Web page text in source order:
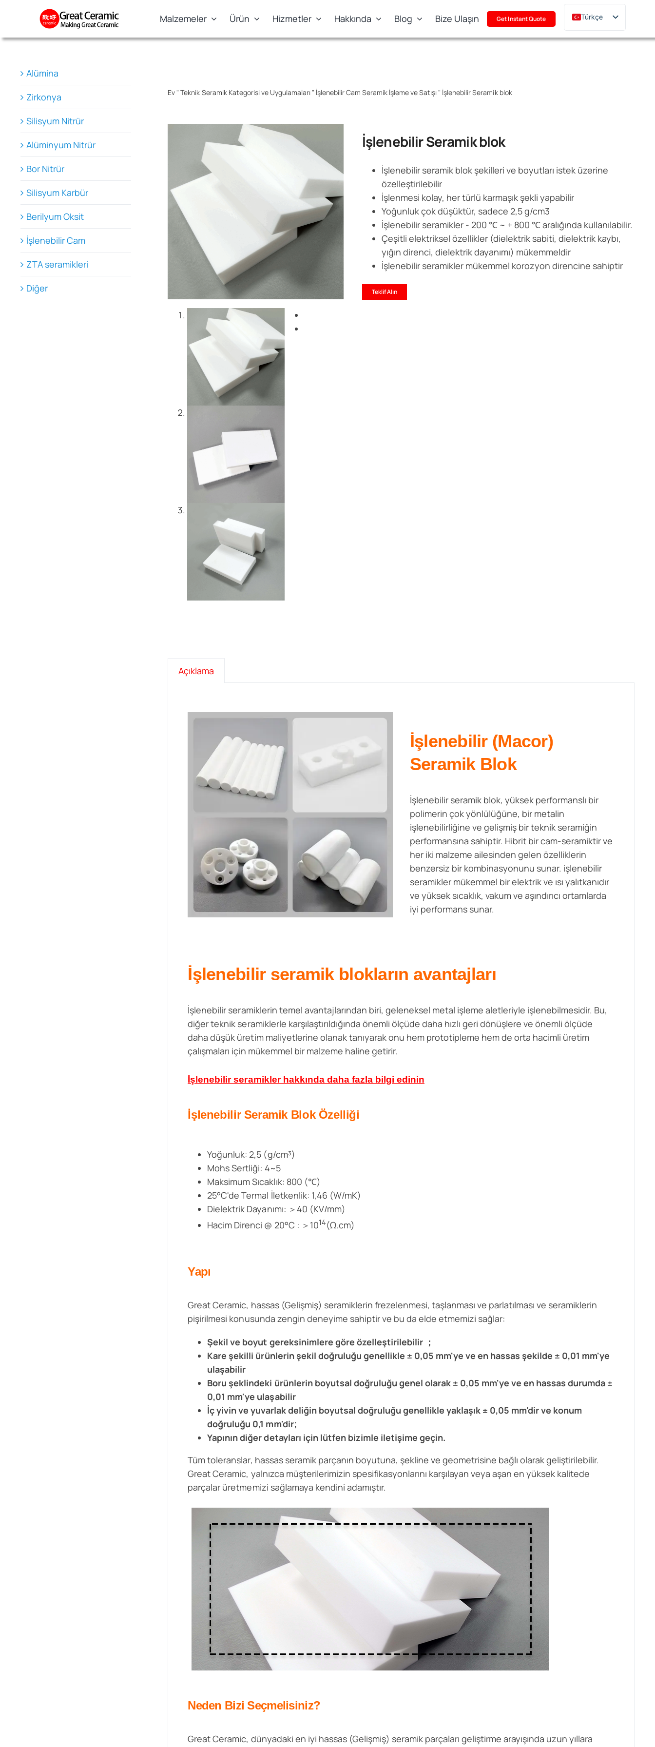
Malzemeler Ürün Hizmetler Hakkında Blog Bize Ulaşın Get Instant Quote
Türkçe
English
Ev"Teknik Seramik Kategorisi ve Uygulamaları" İşlenebilir Cam Seramik İşleme ve Satışı" İşlenebilir Seramik blok
İşlenebilir Seramik blok
İşlenebilir seramik blok şekilleri ve boyutları istek üzerine
özelleştirilebilir
İşlenmesi kolay, her türlü karmaşık şekli yapabilir
Yoğunluk çok düşüktür, sadece 2,5 g/cm3
İşlenebilir seramikler - 200 ℃ ~ + 800 ℃ aralığında kullanılabilir.
Çeşitli elektriksel özellikler (dielektrik sabiti, dielektrik kaybı,
yığın direnci, dielektrik dayanımı) mükemmeldir
İşlenebilir seramikler mükemmel korozyon direncine sahiptir
Teklif Alın
Açıklama
İşlenebilir (Macor)
Seramik Blok
İşlenebilir seramik blok, yüksek performanslı bir
polimerin çok yönlülüğüne, bir metalin
işlenebilirliğine ve gelişmiş bir teknik seramiğin
performansına sahiptir. Hibrit bir cam-seramiktir ve
her iki malzeme ailesinden gelen özelliklerin
benzersiz bir kombinasyonunu sunar. işlenebilir
seramikler mükemmel bir elektrik ve ısı yalıtkanıdır
ve yüksek sıcaklık, vakum ve aşındırıcı ortamlarda
iyi performans sunar.
İşlenebilir seramik blokların avantajları
İşlenebilir seramiklerin temel avantajlarından biri, geleneksel metal işleme aletleriyle işlenebilmesidir. Bu,
diğer teknik seramiklerle karşılaştırıldığında önemli ölçüde daha hızlı geri dönüşlere ve önemli ölçüde
daha düşük üretim maliyetlerine olanak tanıyarak onu hem prototipleme hem de orta hacimli üretim
çalışmaları için mükemmel bir malzeme haline getirir.
İşlenebilir seramikler hakkında daha fazla bilgi edinin
İşlenebilir Seramik Blok Özelliği
Yoğunluk: 2,5 (g/cm³)
Mohs Sertliği: 4~5
Maksimum Sıcaklık: 800 (℃)
25°C'de Termal İletkenlik: 1,46 (W/mK)
Dielektrik Dayanımı: ＞40 (KV/mm)
Hacim Direnci @ 20°C : ＞1014(Ω.cm)
Yapı
Great Ceramic, hassas (Gelişmiş) seramiklerin frezelenmesi, taşlanması ve parlatılması ve seramiklerin
pişirilmesi konusunda zengin deneyime sahiptir ve bu da elde etmemizi sağlar:
Şekil ve boyut gereksinimlere göre özelleştirilebilir ；
Kare şekilli ürünlerin şekil doğruluğu genellikle ± 0,05 mm'ye ve en hassas şekilde ± 0,01 mm'ye
ulaşabilir
Boru şeklindeki ürünlerin boyutsal doğruluğu genel olarak ± 0,05 mm'ye ve en hassas durumda ±
0,01 mm'ye ulaşabilir
İç yivin ve yuvarlak deliğin boyutsal doğruluğu genellikle yaklaşık ± 0,05 mm'dir ve konum
doğruluğu 0,1 mm'dir;
Yapının diğer detayları için lütfen bizimle iletişime geçin.
Tüm toleranslar, hassas seramik parçanın boyutuna, şekline ve geometrisine bağlı olarak geliştirilebilir.
Great Ceramic, yalnızca müşterilerimizin spesifikasyonlarını karşılayan veya aşan en yüksek kalitede
parçalar üretmemizi sağlamaya kendini adamıştır.
Neden Bizi Seçmelisiniz?
Great Ceramic, dünyadaki en iyi hassas (Gelişmiş) seramik parçaları geliştirme arayışında uzun yıllara
Alümina
Zirkonya
Silisyum Nitrür
Alüminyum Nitrür
Bor Nitrür
Silisyum Karbür
Berilyum Oksit
İşlenebilir Cam
ZTA seramikleri
Diğer